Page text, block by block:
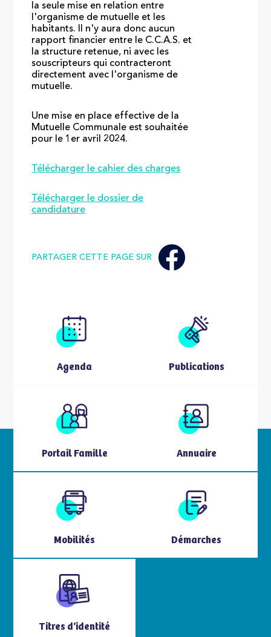
Agenda Publications
Portail Famille Annuaire
Mobilités Démarches
Titres d’identité
la seule mise en relation entre
l'organisme de mutuelle et les
habitants. Il n'y aura donc aucun
rapport financier entre le C.C.A.S. et
la structure retenue, ni avec les
souscripteurs qui contracteront
directement avec l'organisme de
mutuelle.
Une mise en place effective de la
Mutuelle Communale est souhaitée
pour le 1er avril 2024.
Télécharger le cahier des charges
Télécharger le dossier de
candidature
PARTAGER CETTE PAGE SUR